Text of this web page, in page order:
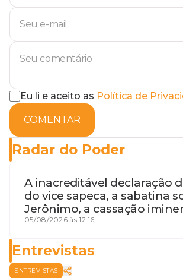
Eu li e aceito as Política de
COMENTAR
Radar do Poder
A inacreditável declaração
do vice sapeca, a sabatina
Jerônimo, a cassação
desembargadora e a vaga
05/08/2026 às 12:16
Entrevistas
ENTREVISTAS